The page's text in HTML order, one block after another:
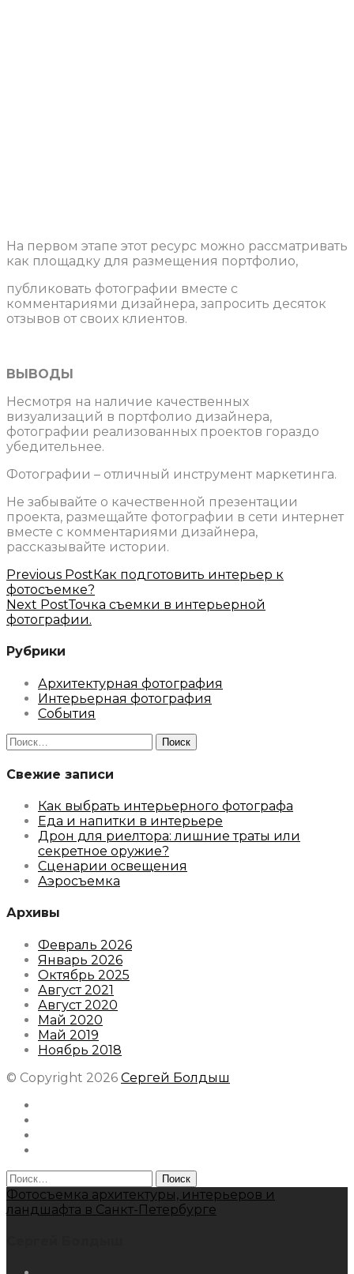
На первом этапе этот ресурс можно рассматривать
как площадку для размещения портфолио,
публиковать фотографии вместе с
комментариями дизайнера, запросить десяток
отзывов от своих клиентов.
ВЫВОДЫ
Несмотря на наличие качественных
визуализаций в портфолио дизайнера,
фотографии реализованных проектов гораздо
убедительнее.
Фотографии – отличный инструмент маркетинга.
Не забывайте о качественной презентации
проекта, размещайте фотографии в сети интернет
вместе с комментариями дизайнера,
рассказывайте истории.
Previous PostКак подготовить интерьер к
фотосъемке?
Next PostТочка съемки в интерьерной
фотографии.
Рубрики
Архитектурная фотография
Интерьерная фотография
События
Найти:
Свежие записи
Как выбрать интерьерного фотографа
Еда и напитки в интерьере
Дрон для риелтора: лишние траты или
секретное оружие?
Сценарии освещения
Аэросъемка
Архивы
Февраль 2026
Январь 2026
Октябрь 2025
Август 2021
Август 2020
Май 2020
Май 2019
Ноябрь 2018
© Copyright 2026 Сергей Болдыш
Найти:
Фотосъемка архитектуры, интерьеров и
ландшафта в Санкт-Петербурге